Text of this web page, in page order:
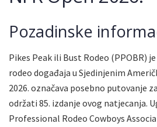
Pozadinske
Pikes Peak ili Bust Rodeo (PPOBR)
rodeo događaja u Sjedinjenim
2026. označava posebno putovanje
održati 85. izdanje ovog natjecanja.
Professional Rodeo Cowboys